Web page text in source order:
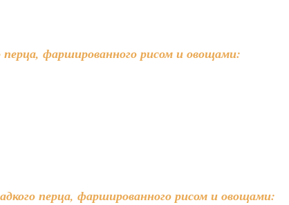
перца, фаршированного рисом и овощами:
перца, фаршированного рисом и овощами: